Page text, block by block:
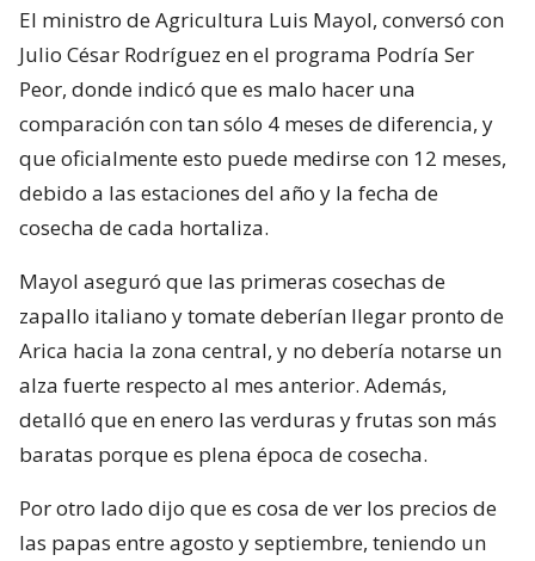
El ministro de Agricultura Luis Mayol, conversó con
Julio César Rodríguez en el programa Podría Ser
Peor, donde indicó que es malo hacer una
comparación con tan sólo 4 meses de diferencia, y
que oficialmente esto puede medirse con 12 meses,
debido a las estaciones del año y la fecha de
cosecha de cada hortaliza.
Mayol aseguró que las primeras cosechas de
zapallo italiano y tomate deberían llegar pronto de
Arica hacia la zona central, y no debería notarse un
alza fuerte respecto al mes anterior. Además,
detalló que en enero las verduras y frutas son más
baratas porque es plena época de cosecha.
Por otro lado dijo que es cosa de ver los precios de
las papas entre agosto y septiembre, teniendo un